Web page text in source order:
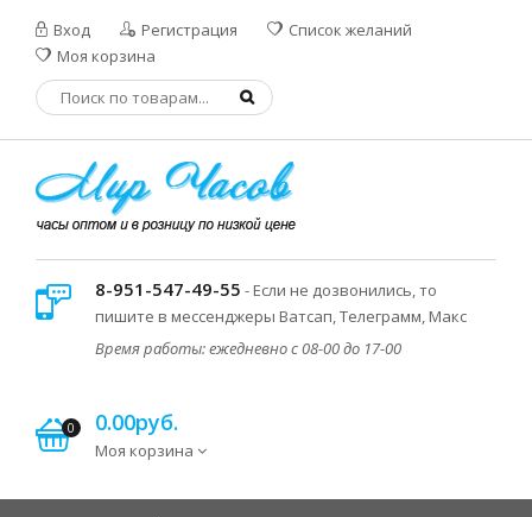
Вход Регистрация
Список желаний
Моя корзина
8-951-547-49-55 - Если не дозвонились, то
пишите в мессенджеры Ватсап, Телеграмм, Макс
Время работы: ежедневно с 08-00 до 17-00
0 0.00руб.
Моя корзина